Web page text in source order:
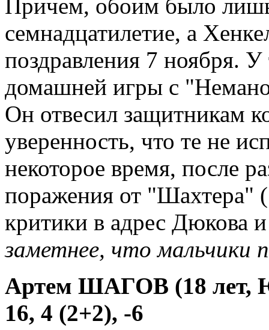
Причем, обоим было
семнадцатилетие, а
поздравления 7 ноября.
домашней игры с
Он отвесил защитникам
уверенность, что те не
некоторое время, после
поражения от "Шахтера"
критики в адрес Дюкова
заметнее, что мальчики
Артем ШАГОВ (18 лет,
16, 4 (2+2), -6